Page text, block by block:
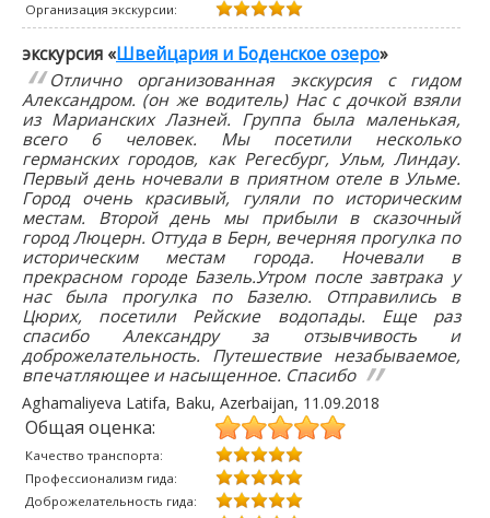
Организация экскурсии:
экскурсия «Швейцария и Боденское озеро»
Отлично организованная экскурсия с гидом
Александром. (он же водитель) Нас с дочкой взяли
из Марианских Лазней. Группа была маленькая,
всего 6 человек. Мы посетили несколько
германских городов, как Регесбург, Ульм, Линдау.
Первый день ночевали в приятном отеле в Ульме.
Город очень красивый, гуляли по историческим
местам. Второй день мы прибыли в сказочный
город Люцерн. Оттуда в Берн, вечерняя прогулка по
историческим местам города. Ночевали в
прекрасном городе Базель.Утром после завтрака у
нас была прогулка по Базелю. Отправились в
Цюрих, посетили Рейские водопады. Еще раз
спасибо Александру за отзывчивость и
доброжелательность. Путешествие незабываемое,
впечатляющее и насыщенное. Спасибо
Aghamaliyeva Latifa, Baku, Azerbaijan, 11.09.2018
Общая оценка:
Качество транспорта:
Профессионализм гида:
Доброжелательность гида: